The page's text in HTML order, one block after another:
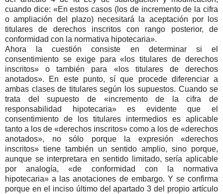
cuando dice: «En estos casos (los de incremento de la cifra
o ampliación del plazo) necesitará la aceptación por los
titulares de derechos inscritos con rango posterior, de
conformidad con la normativa hipotecaria».
Ahora la cuestión consiste en determinar si el
consentimiento se exige para «los titulares de derechos
inscritos» o también para «los titulares de derechos
anotados». En este punto, sí que procede diferenciar a
ambas clases de titulares según los supuestos. Cuando se
trata del supuesto de «incremento de la cifra de
responsabilidad hipotecaria» es evidente que el
consentimiento de los titulares intermedios es aplicable
tanto a los de «derechos inscritos» como a los de «derechos
anotados», no sólo porque la expresión «derechos
inscritos» tiene también un sentido amplio, sino porque,
aunque se interpretara en sentido limitado, sería aplicable
por analogía, «de conformidad con la normativa
hipotecaria» a las anotaciones de embargo. Y se confirma
porque en el inciso último del apartado 3 del propio artículo